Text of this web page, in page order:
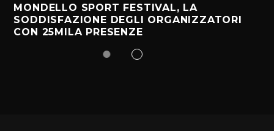
MONDELLO SPORT FESTIVAL, LA
SODDISFAZIONE DEGLI ORGANIZZATORI
CON 25MILA PRESENZE